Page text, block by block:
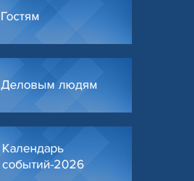
Гостям
Деловым людям
Календарь
событий-2026